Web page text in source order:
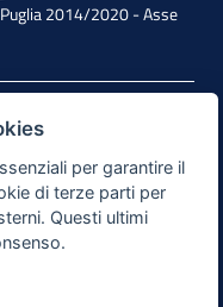
2014/2020 - Asse
per garantire il
di terze parti per
Questi ultimi